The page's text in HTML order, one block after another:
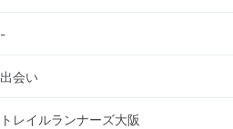
-
出会い
トレイルランナーズ大阪